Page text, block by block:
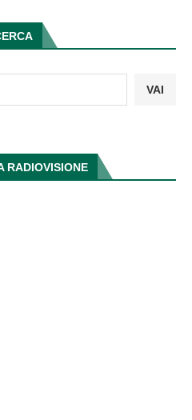
VAI
RADIOVISIONE